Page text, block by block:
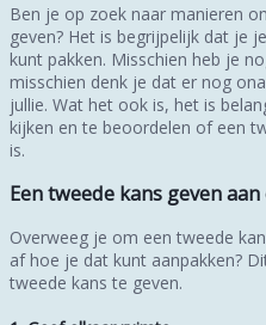
Ben je op zoek naar manieren
geven? Het is begrijpelijk dat je
kunt pakken. Misschien heb je
misschien denk je dat er nog
jullie. Wat het ook is, het is
kijken en te beoordelen of een
is.
Een tweede kans geven aan
Overweeg je om een tweede
af hoe je dat kunt aanpakken?
tweede kans te geven.